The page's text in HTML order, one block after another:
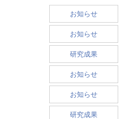
お知らせ
お知らせ
研究成果
お知らせ
お知らせ
研究成果